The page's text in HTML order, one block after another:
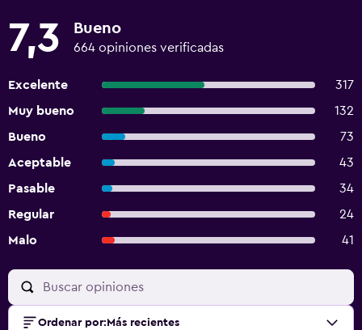
7,3 Bueno
664 opiniones verificadas
Excelente
317
Muy bueno
132
Bueno
73
Aceptable
43
Pasable
34
Regular
24
Malo
41
Ordenar por: Más recientes